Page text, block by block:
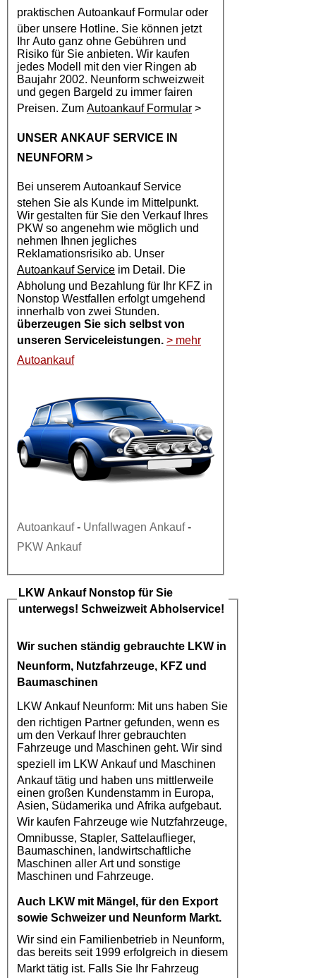
praktischen AutoankaufFormular oder
über unsere Hotline. Sie können jetzt
Ihr Auto ganz ohne Gebühren und
Risiko für Sie anbieten. Wir kaufen
jedes Modell mit den vier Ringen ab
Baujahr 2002. Neunform schweizweit
und gegen Bargeld zu immer fairen
Preisen. Zum Autoankauf Formular >
UNSER ANKAUF SERVICE IN
NEUNFORM >
Bei unserem AutoankaufService
stehen Sie als Kunde im Mittelpunkt.
Wir gestalten für Sie den Verkauf Ihres
PKW so angenehm wie möglich und
nehmen Ihnen jegliches
Reklamationsrisiko ab. Unser
Autoankauf Service im Detail. Die
Abholung und Bezahlung für Ihr KFZ in
Nonstop Westfallen erfolgt umgehend
innerhalb von zwei Stunden.
überzeugen Sie sich selbst von
unseren Serviceleistungen. > mehr
Autoankauf
Autoankauf- Unfallwagen Ankauf-
PKW Ankauf
LKW AnkaufNonstop für Sie
unterwegs! Schweizweit Abholservice!
Wir suchen ständig gebrauchte LKW in
Neunform, Nutzfahrzeuge, KFZ und
Baumaschinen
LKW Ankauf Neunform: Mit uns haben Sie
den richtigen Partner gefunden, wenn es
um den Verkauf Ihrer gebrauchten
Fahrzeuge und Maschinen geht. Wir sind
speziell im LKW Ankaufund Maschinen
Ankauf tätig und haben uns mittlerweile
einen großen Kundenstamm in Europa,
Asien, Südamerika und Afrika aufgebaut.
Wir kaufen Fahrzeuge wie Nutzfahrzeuge,
Omnibusse, Stapler, Sattelauflieger,
Baumaschinen, landwirtschaftliche
Maschinen aller Art und sonstige
Maschinen und Fahrzeuge.
Auch LKW mit Mängel, für den Export
sowie Schweizer und Neunform Markt.
Wir sind ein Familienbetrieb in Neunform,
das bereits seit 1999 erfolgreich in diesem
Markt tätig ist. Falls Sie Ihr Fahrzeug